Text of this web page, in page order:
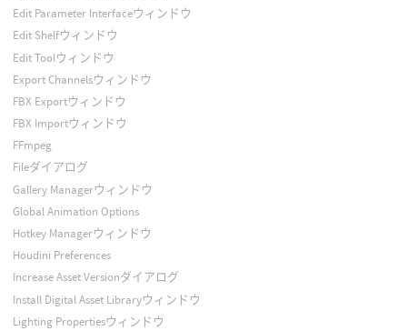
Edit Parameter Interfaceウィンドウ
Edit Shelfウィンドウ
Edit Toolウィンドウ
Export Channelsウィンドウ
FBX Exportウィンドウ
FBX Importウィンドウ
FFmpeg
Fileダイアログ
Gallery Managerウィンドウ
Global Animation Options
Hotkey Managerウィンドウ
Houdini Preferences
Increase Asset Versionダイアログ
Install Digital Asset Libraryウィンドウ
Lighting Propertiesウィンドウ